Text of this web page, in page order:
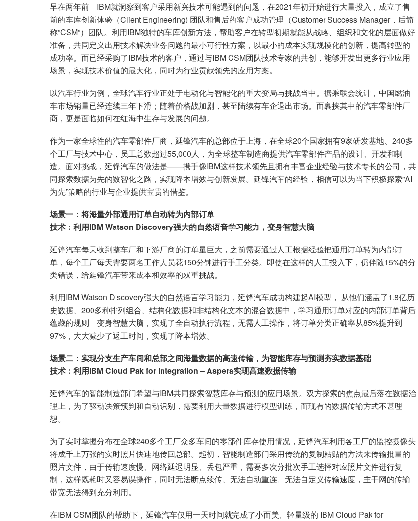
早在两年前，IBM就洞察到客户采用新兴技术可能遇到的问题，在2021年初开始进行大量投入，成立了售
前的车库创新体验（Client Engineering) 团队和售后的客户成功管理（Customer Success Manager，后简
称”CSM”）团队。利用IBM独特的车库创新方法，帮助客户在转型初期就能从战略、组织和文化的层面做好
准备，共同定义出用技术解决业务问题的最小可行性方案，以最小的成本实现规模化的创新，提高转型的
成功率。而已经采购了IBM技术的客户，通过与IBM CSM团队技术专家的共创，能够开发出更多行业应用
场景，实现技术价值的最大化，同时为行业贡献领先的应用方案。
以汽车行业为例，全球汽车行业正处于电动化与智能化的重大变局与挑战当中。据乘联会统计，中国燃油
车市场销量已经连续三年下滑；随着价格战加剧，甚至陆续有车企退出市场。而裹挟其中的汽车零部件厂
商，更是面临如何在红海中生存与发展的问题。
作为一家全球性的汽车零部件厂商，延锋汽车的总部位于上海，在全球20个国家拥有9家研发基地、240多
个工厂与技术中心，员工总数超过55,000人，为全球整车制造商提供汽车零部件产品的设计、开发和制
造。面对挑战，延锋汽车的做法是——携手像IBM这样技术领先且拥有丰富企业经验与技术专长的公司，共
同探索数据为先的数智化之路，实现降本增效与创新发展。延锋汽车的经验，相信可以为当下积极探索”AI
为先”策略的行业与企业提供宝贵的借鉴。
场景一：将海量外部通用订单自动转为内部订单
技术：利用IBM Watson Discovery强大的自然语音学习能力，变身智慧大脑
延锋汽车每天收到整车厂和下游厂商的订单量巨大，之前需要通过人工根据经验把通用订单转为内部订
单，每个工厂每天需要两名工作人员花150分钟进行手工分类。即使在这样的人工投入下，仍伴随15%的分
类错误，给延锋汽车带来成本和效率的双重挑战。
利用IBM Watson Discovery强大的自然语言学习能力，延锋汽车成功构建起AI模型， 从他们涵盖了1.8亿历
史数据、200多种排列组合、结构化数据和非结构化文本的混合数据中，学习通用订单对应的内部订单背后
蕴藏的规则，变身智慧大脑，实现了全自动执行流程，无需人工操作，将订单分类正确率从85%提升到
97%，大大减少了返工时间，实现了降本增效。
场景二： 实现分支生产车间和总部之间海量数据的高速传输，为智能库存与预测夯实数据基础
技术：利用IBM Cloud Pak for Integration – Aspera实现高速数据传输
延锋汽车的智能制造部门希望与IBM共同探索智慧库存与预测的应用场景。双方探索的焦点最后落在数据治
理上，为了驱动决策预判和自动识别，需要利用大量数据进行模型训练，而现有的数据传输方式不甚理
想。
为了实时掌握分布在全球240多个工厂众多车间的零部件库存使用情况，延锋汽车利用各工厂的监控摄像头
将成千上万张的实时照片快速地传回总部。起初，智能制造部门采用传统的复制粘贴的方法来传输批量的
照片文件，由于传输速度慢、网络延迟明显、丢包严重，需要多次分批次手工选择对应照片文件进行复
制，这样既耗时又容易误操作，同时无法断点续传、无法自动重连、无法自定义传输速度，主干网的传输
带宽无法得到充分利用。
在IBM CSM团队的帮助下，延锋汽车仅用一天时间就完成了小而美、轻量级的 IBM Cloud Pak for